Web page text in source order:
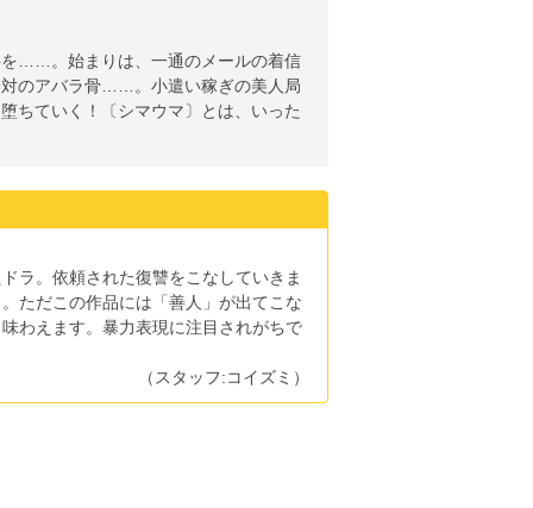
……。始まりは、一通のメールの着信
対のアバラ骨……。小遣い稼ぎの美人局
ちていく！〔シマウマ〕とは、いった
ラ。依頼された復讐をこなしていきま
ただこの作品には「善人」が出てこな
わえます。暴力表現に注目されがちで
（スタッフ:コイズミ）